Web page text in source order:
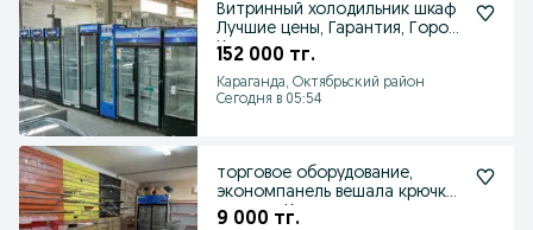
Витринный холодильник шкаф
Лучшие цены, Гарантия, Город
Караганда
152 000 тг.
Караганда, Октябрьский район
Сегодня в 05:54
торговое оборудование,
экономпанель вешала крючки
полки г. Караганда
9 000 тг.